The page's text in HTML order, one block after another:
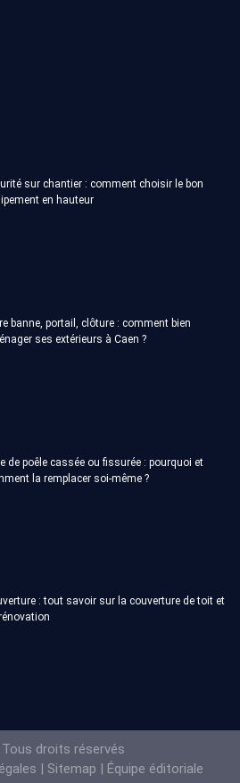
sur chantier : comment choisir le bon
en hauteur
banne, portail, clôture : comment bien
ses extérieurs à Caen ?
de poêle cassée ou fissurée : pourquoi et
la remplacer soi-même ?
: tout savoir sur la couverture de toit et
droits réservés
| Sitemap | Équipe éditoriale